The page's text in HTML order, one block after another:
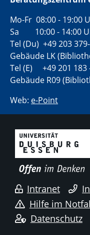
Mo-Fr 08:00 - 19:00
Sa 10:00 - 14:00
Tel (Du) +49 203
Gebäude LK
Tel (E) +49 201 183
Gebäude R09
Web: e-Point
Intranet
Hilfe im
Datenschutz